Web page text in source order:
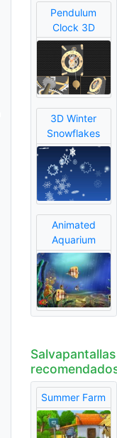
Pendulum
Clock 3D
3D Winter
Snowflakes
Animated
Aquarium
Salvapantallas
Summer Farm